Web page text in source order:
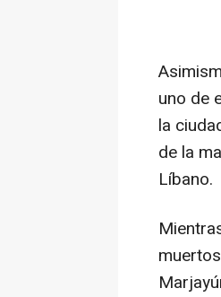
uno de
la
de la
Líbano.